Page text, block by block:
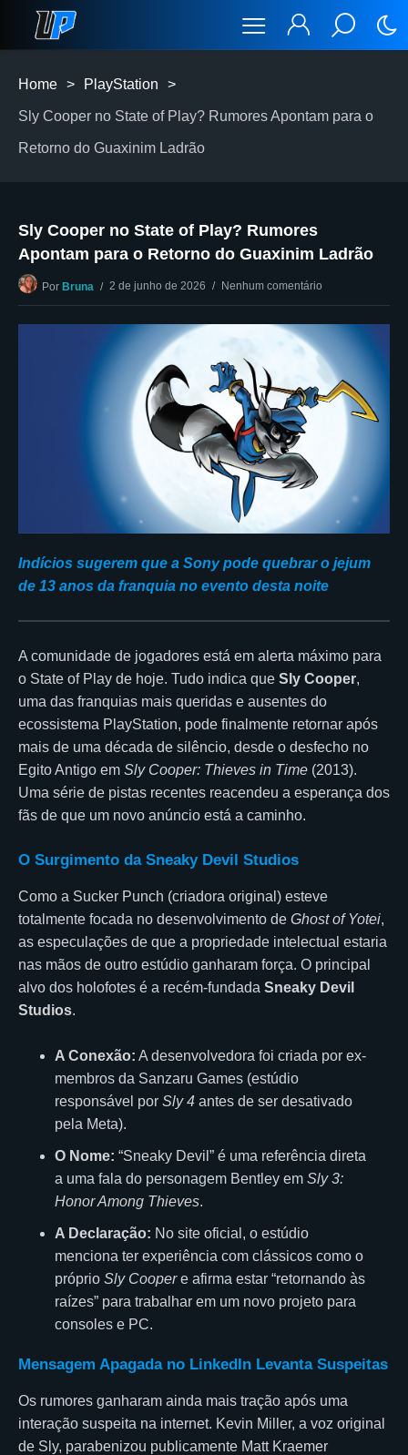
Home > PlayStation >
Sly Cooper no State of Play? Rumores Apontam para o
Retorno do Guaxinim Ladrão
Sly Cooper no State of Play? Rumores
Apontam para o Retorno do Guaxinim Ladrão
Por Bruna 2 de junho de 2026 Nenhum comentário
Indícios sugerem que a Sony pode quebrar o jejum
de 13 anos da franquia no evento desta noite
A comunidade de jogadores está em alerta máximo para
o State of Play de hoje. Tudo indica que Sly Cooper,
uma das franquias mais queridas e ausentes do
ecossistema PlayStation, pode finalmente retornar após
mais de uma década de silêncio, desde o desfecho no
Egito Antigo em Sly Cooper: Thieves in Time (2013).
Uma série de pistas recentes reacendeu a esperança dos
fãs de que um novo anúncio está a caminho.
O Surgimento da Sneaky Devil Studios
Como a Sucker Punch (criadora original) esteve
totalmente focada no desenvolvimento de Ghost of Yotei,
as especulações de que a propriedade intelectual estaria
nas mãos de outro estúdio ganharam força. O principal
alvo dos holofotes é a recém-fundada Sneaky Devil
Studios.
A Conexão: A desenvolvedora foi criada por ex-
membros da Sanzaru Games (estúdio
responsável por Sly 4 antes de ser desativado
pela Meta).
O Nome: “Sneaky Devil” é uma referência direta
a uma fala do personagem Bentley em Sly 3:
Honor Among Thieves.
A Declaração: No site oficial, o estúdio
menciona ter experiência com clássicos como o
próprio Sly Coopere afirma estar “retornando às
raízes” para trabalhar em um novo projeto para
consoles e PC.
Mensagem Apagada no LinkedIn Levanta Suspeitas
Os rumores ganharam ainda mais tração após uma
interação suspeita na internet. Kevin Miller, a voz original
de Sly, parabenizou publicamente Matt Kraemer